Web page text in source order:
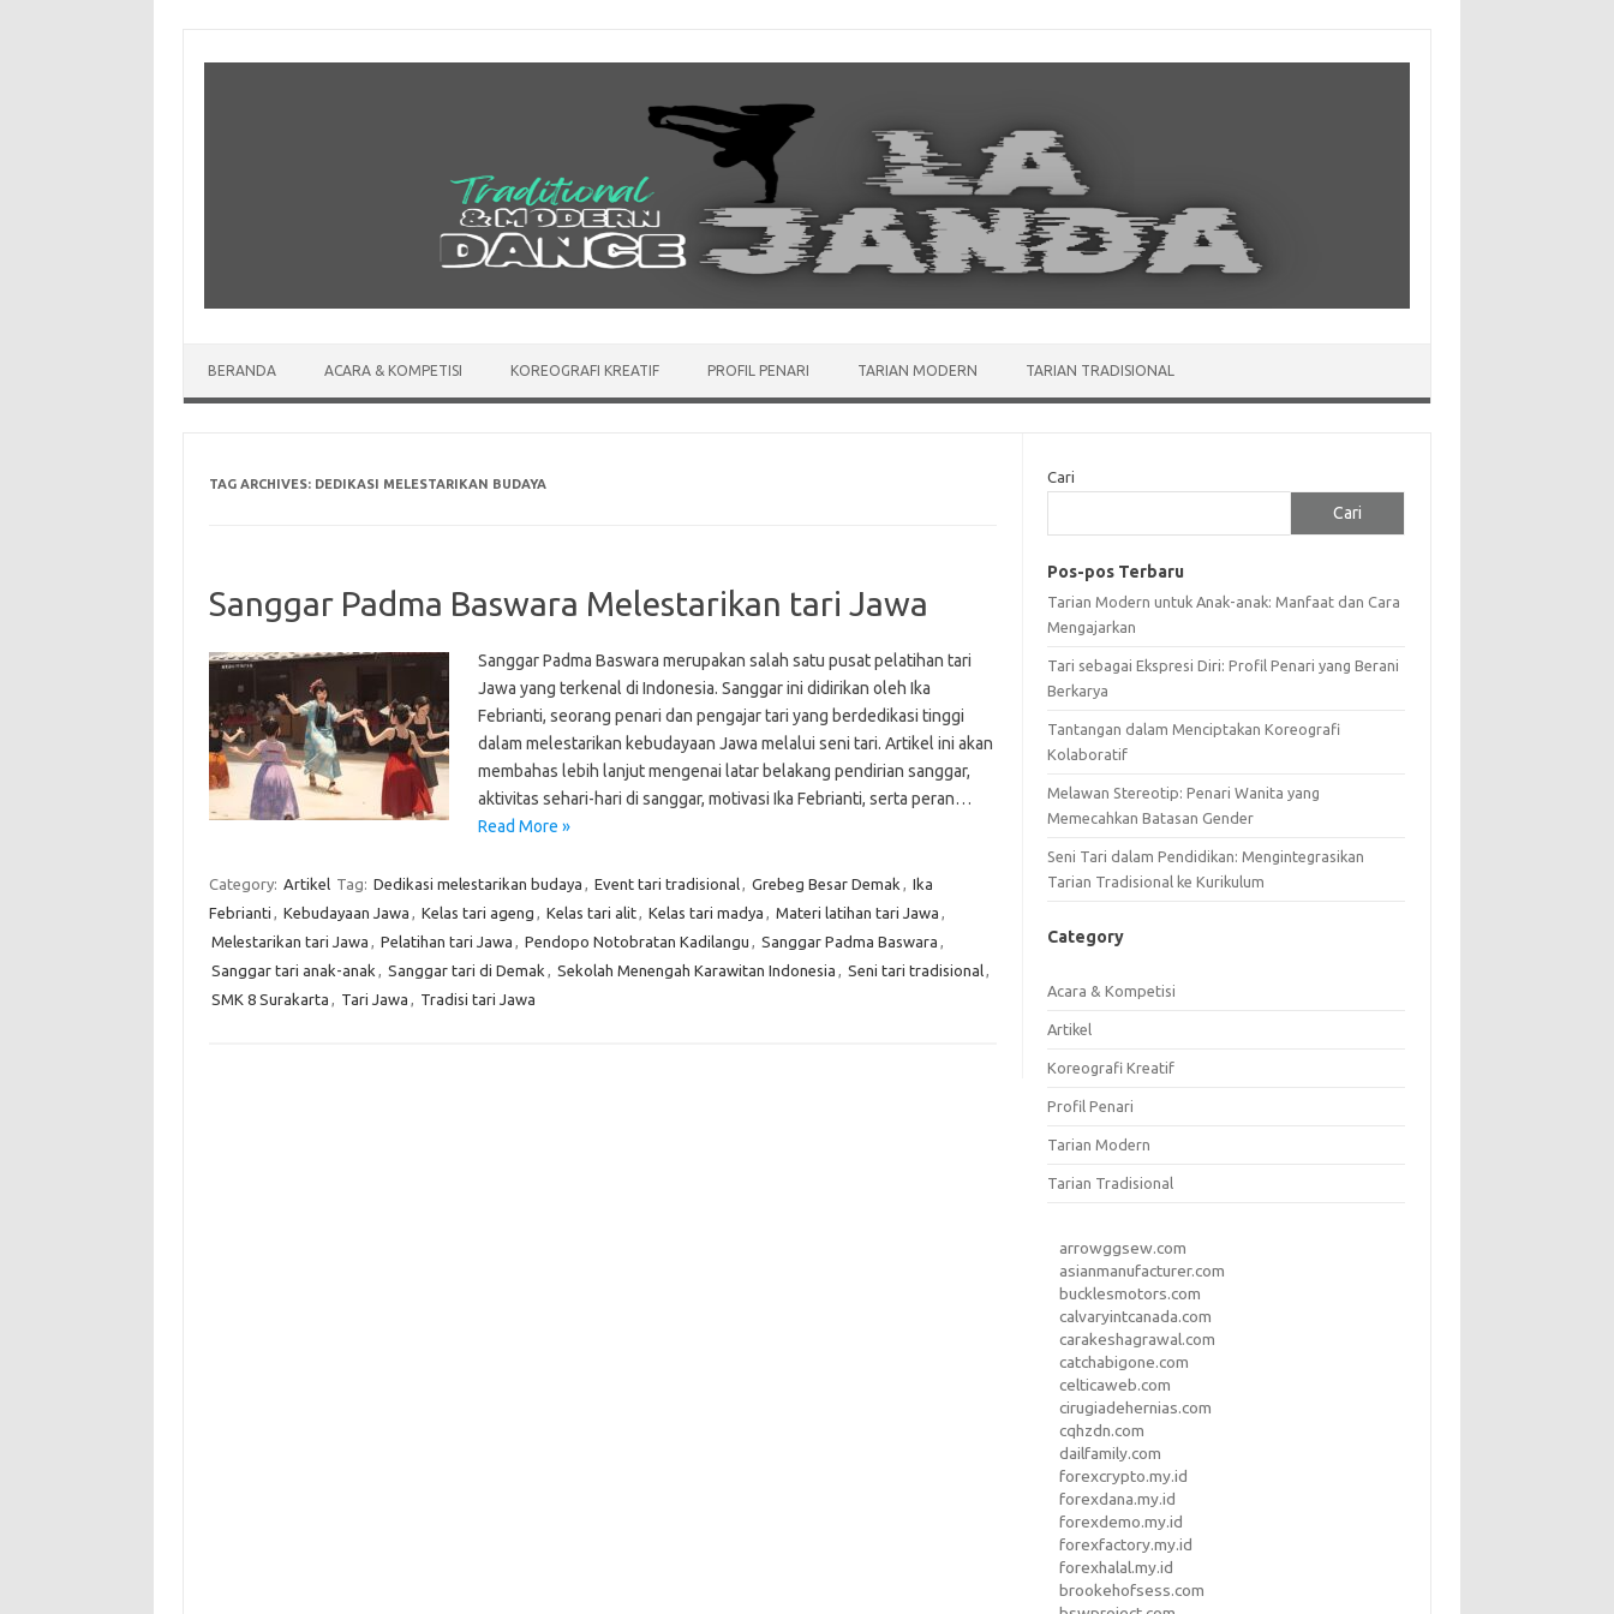
BERANDA ACARA & KOMPETISI KOREOGRAFI KREATIF PROFIL PENARI TARIAN MODERN TARIAN TRADISIONAL
TAG ARCHIVES: DEDIKASI MELESTARIKAN BUDAYA
Sanggar Padma Baswara Melestarikan tari Jawa
Sanggar Padma Baswara merupakan salah satu pusat pelatihan tari
Jawa yang terkenal di Indonesia. Sanggar ini didirikan oleh Ika
Febrianti, seorang penari dan pengajar tari yang berdedikasi tinggi
dalam melestarikan kebudayaan Jawa melalui seni tari. Artikel ini akan
membahas lebih lanjut mengenai latar belakang pendirian sanggar,
aktivitas sehari-hari di sanggar, motivasi Ika Febrianti, serta peran…
Read More »
Category: Artikel Tag: Dedikasi melestarikan budaya Event tari tradisional Grebeg Besar Demak
Ika
Febrianti
Kebudayaan Jawa Kelas tari ageng Kelas tari alit Kelas tari madya Materi latihan tari Jawa
Melestarikan tari Jawa
Pelatihan tari Jawa Pendopo Notobratan Kadilangu Sanggar Padma Baswara
Sanggar tari anak-anak
Sanggar tari di Demak Sekolah Menengah Karawitan Indonesia Seni tari tradisional
SMK 8 Surakarta
Tari Jawa Tradisi tari Jawa
Cari
Cari
Pos-pos Terbaru
Tarian Modern untuk Anak-anak: Manfaat dan Cara
Mengajarkan
Tari sebagai Ekspresi Diri: Profil Penari yang Berani
Berkarya
Tantangan dalam Menciptakan Koreografi
Kolaboratif
Melawan Stereotip: Penari Wanita yang
Memecahkan Batasan Gender
Seni Tari dalam Pendidikan: Mengintegrasikan
Tarian Tradisional ke Kurikulum
Category
Acara & Kompetisi
Artikel
Koreografi Kreatif
Profil Penari
Tarian Modern
Tarian Tradisional
arrowggsew.com
asianmanufacturer.com
bucklesmotors.com
calvaryintcanada.com
carakeshagrawal.com
catchabigone.com
celticaweb.com
cirugiadehernias.com
cqhzdn.com
dailfamily.com
forexcrypto.my.id
forexdana.my.id
forexdemo.my.id
forexfactory.my.id
forexhalal.my.id
brookehofsess.com